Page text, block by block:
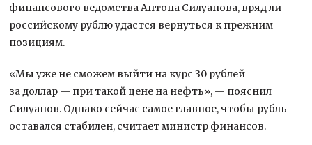
финансового ведомства Антона Силуанова, вряд ли
российскому рублю удастся вернуться к прежним
позициям.
«Мы уже не сможем выйти на курс 30 рублей
за доллар — при такой цене на нефть», — пояснил
Силуанов. Однако сейчас самое главное, чтобы рубль
оставался стабилен, считает министр финансов.